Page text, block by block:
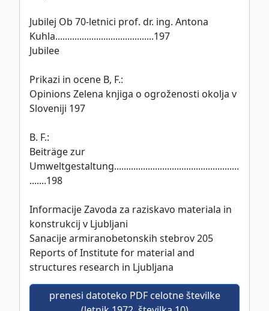
Jubilej Ob 70-letnici prof. dr. ing. Antona
Kuhla.........................................197
Jubilee
Prikazi in ocene B, F.:
Opinions Zelena knjiga o ogroženosti okolja v
Sloveniji 197
B. F.:
Beiträge zur
Umweltgestaltung....................................................
.......198
Informacije Zavoda za raziskavo materiala in
konstrukcij v Ljubljani
Sanacije armiranobetonskih stebrov 205
Reports of Institute for material and
structures research in Ljubljana
prenesi datoteko PDF celotne številke